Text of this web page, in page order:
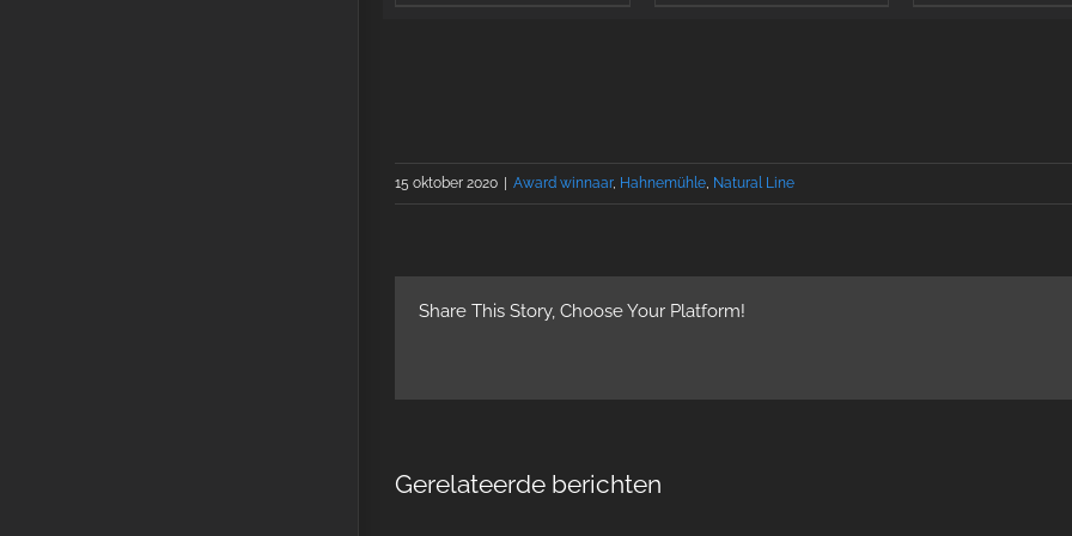
15 oktober 2020 | Award winnaar, Hahnemühle Natural Line
Share This Story, Choose Your Platform!
Gerelateerde berichten